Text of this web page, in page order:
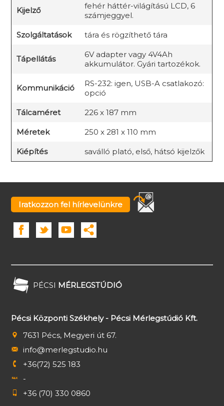
Kijelző
fehér háttér-világítású LCD, 6
számjeggyel.
Szolgáltatások tára és rögzíthető tára
Tápellátás
6V adapter vagy 4V4Ah
akkumulátor. Gyári tartozékok.
Kommunikáció
RS-232: igen, USB-A csatlakozó:
opció
Tálcaméret 226 x 187 mm
Méretek 250 x 281 x 110 mm
Kiépítés saválló plató, első, hátsó kijelzők
Iratkozzon fel hírlevelünkre
PÉCSI MÉRLEGSTÚDIÓ
Pécsi Központi Székhely - Pécsi Mérlegstúdió Kft.
7631 Pécs, Megyeri út 67.
info@merlegstudio.hu
+36(72) 525 183
-
+36 (70) 330 0860